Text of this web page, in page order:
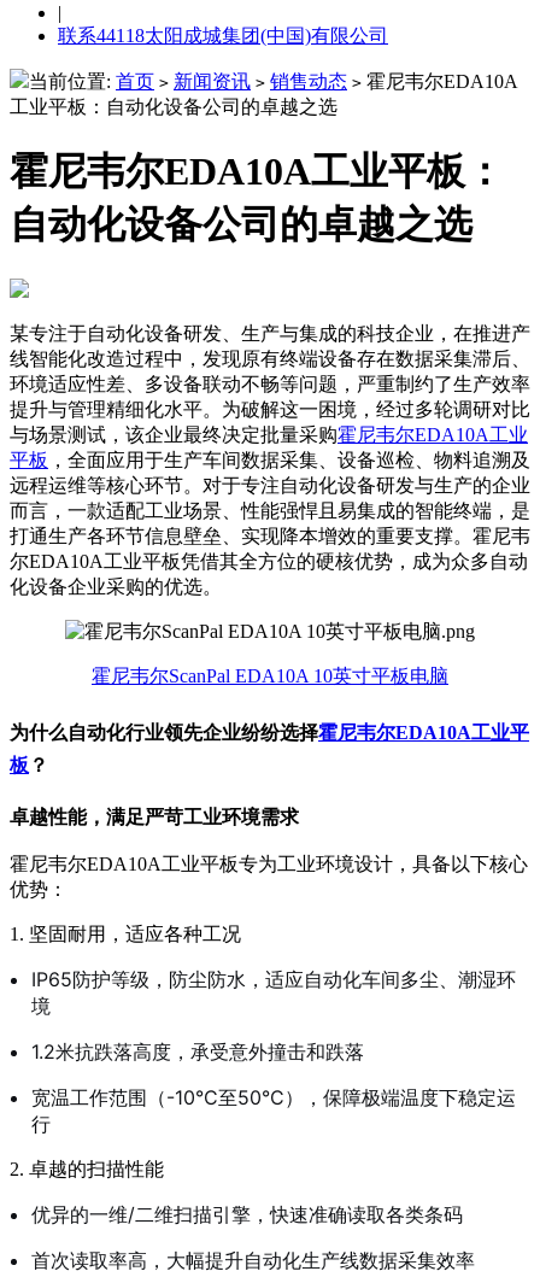
|
联系44118太阳成城集团(中国)有限公司
当前位置: 首页 > 新闻资讯 > 销售动态 > 霍尼韦尔EDA10A
工业平板：自动化设备公司的卓越之选
霍尼韦尔EDA10A工业平板：
自动化设备公司的卓越之选
某专注于自动化设备研发、生产与集成的科技企业，在推进产
线智能化改造过程中，发现原有终端设备存在数据采集滞后、
环境适应性差、多设备联动不畅等问题，严重制约了生产效率
提升与管理精细化水平。为破解这一困境，经过多轮调研对比
与场景测试，该企业最终决定批量采购霍尼韦尔EDA10A工业
平板 ，全面应用于生产车间数据采集、设备巡检、物料追溯及
远程运维等核心环节。对于专注自动化设备研发与生产的企业
而言，一款适配工业场景、性能强悍且易集成的智能终端，是
打通生产各环节信息壁垒、实现降本增效的重要支撑。霍尼韦
尔EDA10A工业平板凭借其全方位的硬核优势，成为众多自动
化设备企业采购的优选。
霍尼韦尔ScanPal EDA10A 10英寸平板电脑
为什么自动化行业领先企业纷纷选择霍尼韦尔EDA10A工业平
板 ？
卓越性能，满足严苛工业环境需求
霍尼韦尔EDA10A工业平板专为工业环境设计，具备以下核心
优势：
1. 坚固耐用，适应各种工况
IP65防护等级，防尘防水，适应自动化车间多尘、潮湿环
境
1.2米抗跌落高度，承受意外撞击和跌落
宽温工作范围（-10°C至50°C），保障极端温度下稳定运
行
2. 卓越的扫描性能
优异的一维/二维扫描引擎，快速准确读取各类条码
首次读取率高，大幅提升自动化生产线数据采集效率